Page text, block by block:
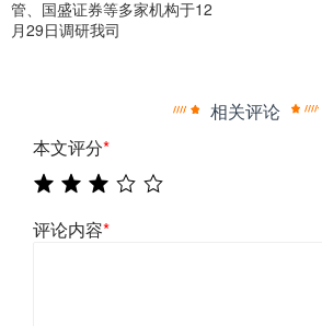
管、国盛证券等多家机构于12
月29日调研我司
相关评论
本文评分*
评论内容*